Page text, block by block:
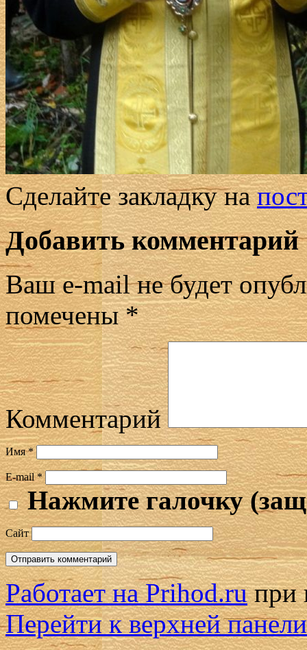
Сделайте закладку на
Добавить комментарий
Ваш e-mail не будет
помечены*
Комментарий
Имя*
E-mail*
Нажмите галочку
Сайт
Работает на Prihod.ruпри
Перейти к верхней панели